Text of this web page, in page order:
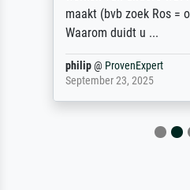
maakt (bvb zoek Ros =
Waarom duidt u ...
philip@ ProvenExpert
September 23, 2025